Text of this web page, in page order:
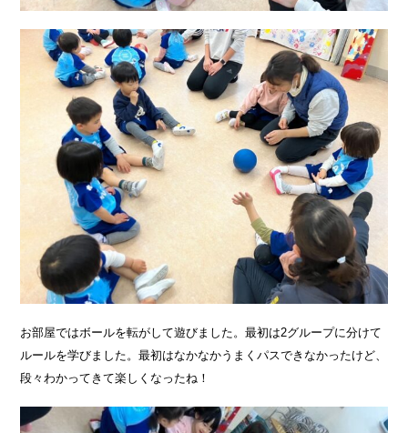
お部屋ではボールを転がして遊びました。最初は2グループに分けて
ルールを学びました。最初はなかなかうまくパスできなかったけど、
段々わかってきて楽しくなったね！